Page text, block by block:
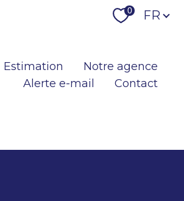
0 Langue
FR
Estimation
Notre agence
Alerte e-mail
Contact